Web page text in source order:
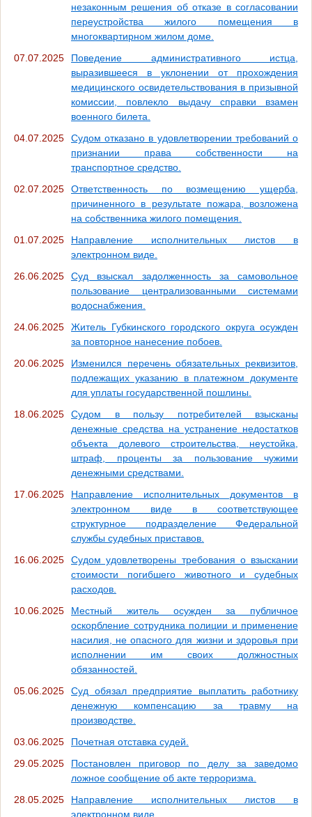
незаконным решения об отказе в согласовании
переустройства жилого помещения в
многоквартирном жилом доме.
07.07.2025
Поведение административного истца,
выразившееся в уклонении от прохождения
медицинского освидетельствования в призывной
комиссии, повлекло выдачу справки взамен
военного билета.
04.07.2025
Судом отказано в удовлетворении требований о
признании права собственности на
транспортное средство.
02.07.2025
Ответственность по возмещению ущерба,
причиненного в результате пожара, возложена
на собственника жилого помещения.
01.07.2025
Направление исполнительных листов в
электронном виде.
26.06.2025
Суд взыскал задолженность за самовольное
пользование централизованными системами
водоснабжения.
24.06.2025
Житель Губкинского городского округа осужден
за повторное нанесение побоев.
20.06.2025
Изменился перечень обязательных реквизитов,
подлежащих указанию в платежном документе
для уплаты государственной пошлины.
18.06.2025
Судом в пользу потребителей взысканы
денежные средства на устранение недостатков
объекта долевого строительства, неустойка,
штраф, проценты за пользование чужими
денежными средствами.
17.06.2025
Направление исполнительных документов в
электронном виде в соответствующее
структурное подразделение Федеральной
службы судебных приставов.
16.06.2025
Судом удовлетворены требования о взыскании
стоимости погибшего животного и судебных
расходов.
10.06.2025
Местный житель осужден за публичное
оскорбление сотрудника полиции и применение
насилия, не опасного для жизни и здоровья при
исполнении им своих должностных
обязанностей.
05.06.2025
Суд обязал предприятие выплатить работнику
денежную компенсацию за травму на
производстве.
03.06.2025
Почетная отставка судей.
29.05.2025
Постановлен приговор по делу за заведомо
ложное сообщение об акте терроризма.
28.05.2025
Направление исполнительных листов в
электронном виде.